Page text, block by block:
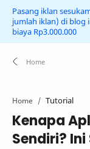
Pasang iklan
jumlah iklan) di blog
biaya Rp3.000.000
Home Tutorial
Kenapa
Sendiri?